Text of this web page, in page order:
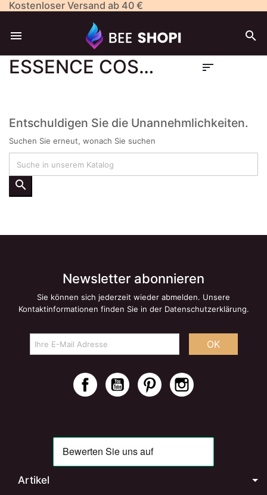
Kostenloser Versand ab 40 €
 
ESSENCE COSMETICS 
Entschuldigen Sie die Unannehmlichkeiten.
Suchen Sie erneut, wonach Sie suchen

Newsletter abonnieren
Sie können sich jederzeit wieder abmelden. Unsere
Kontaktinformationen finden Sie in der Datenschutzerklärung.
OK
Facebook YouTube Pinterest
Artikel